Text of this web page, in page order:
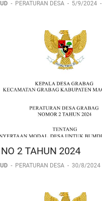
- PERATURAN DESA - 5/9/2024 -
NO 2 TAHUN 2024
- PERATURAN DESA - 30/8/2024